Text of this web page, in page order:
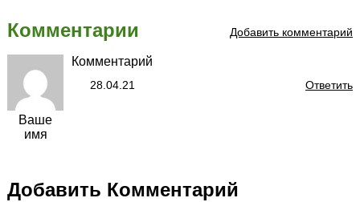
Комментарии Добавить комментарий
Ваше
имя
Комментарий
28.04.21 Ответить
Добавить Комментарий